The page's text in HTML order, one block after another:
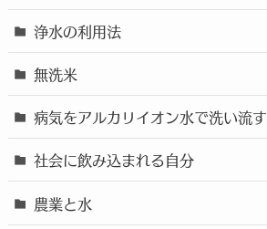
浄水の利用法
無洗米
病気をアルカリイオン水で洗い流す
社会に飲み込まれる自分
農業と水